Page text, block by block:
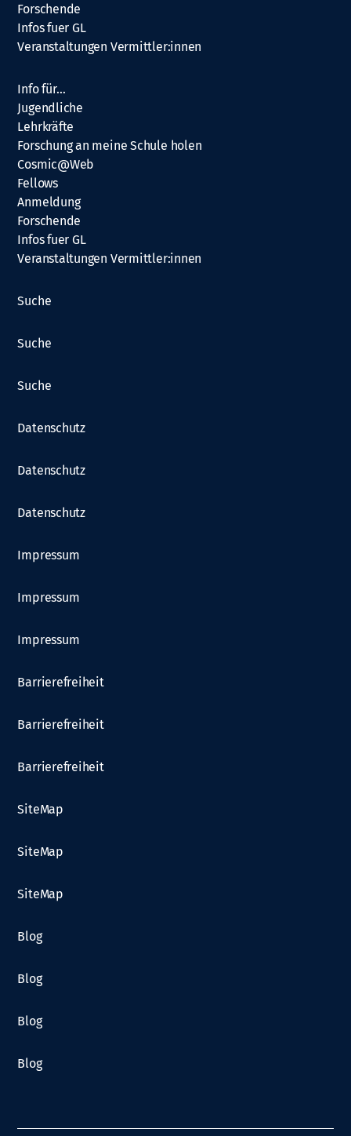
Forschende
Infos fuer GL
Veranstaltungen Vermittler:innen
Info für…
Jugendliche
Lehrkräfte
Forschung an meine Schule holen
Cosmic@Web
Fellows
Anmeldung
Forschende
Infos fuer GL
Veranstaltungen Vermittler:innen
Suche
Suche
Suche
Datenschutz
Datenschutz
Datenschutz
Impressum
Impressum
Impressum
Barrierefreiheit
Barrierefreiheit
Barrierefreiheit
SiteMap
SiteMap
SiteMap
Blog
Blog
Blog
Blog